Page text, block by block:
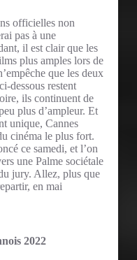
officielles non
pas à une
il est clair que les
plus amples lors de
que les deux
dessous restent
ils continuent de
plus d’ampleur. Et
unique, Cannes
cinéma le plus fort.
ce samedi, et l’on
une Palme sociétale
jury. Allez, plus que
en mai
2022